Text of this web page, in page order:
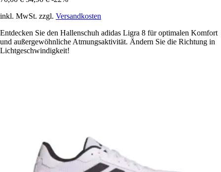
inkl. MwSt. zzgl. Versandkosten
Entdecken Sie den Hallenschuh adidas Ligra 8 für optimalen Komfort
und außergewöhnliche Atmungsaktivität. Ändern Sie die Richtung in
Lichtgeschwindigkeit!